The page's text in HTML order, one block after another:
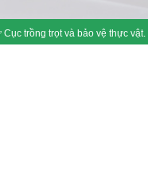
trồng trọt và bảo vệ thực vật.